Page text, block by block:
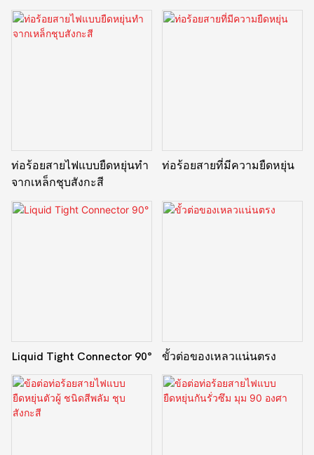
มาตรฐาน UL
ท่อร้อยสายไฟแบบยืดหยุ่นทำ
จากเหล็กชุบสังกะสี
ท่อร้อยสายที่มีความยืดหยุ่น
Liquid Tight Connector 90° ขั้วต่อของเหลวแน่นตรง